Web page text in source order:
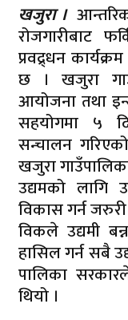
खजुरा ।
रोजगारीबाट
प्रवद्र्धन
छ । खजुरा
आयोजना तथा
सहयोगमा ५
सन्चालन
खजुरा
उद्यमको लागि
विकास गर्न
विकले उद्यमी
हासिल गर्न सबै
पालिका
थियो ।